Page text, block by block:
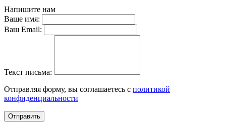
Напишите нам
Ваше имя:
Ваш Email:
Текст письма:
Отправляя форму, вы соглашаетесь с политикой
конфиденциальности
Отправить